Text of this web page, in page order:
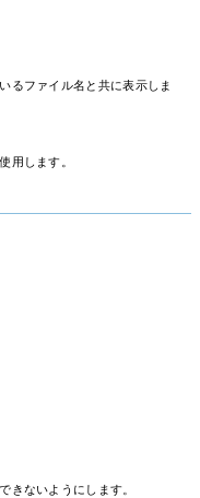
るファイル名と共に表示しま
用します。
きないようにします。